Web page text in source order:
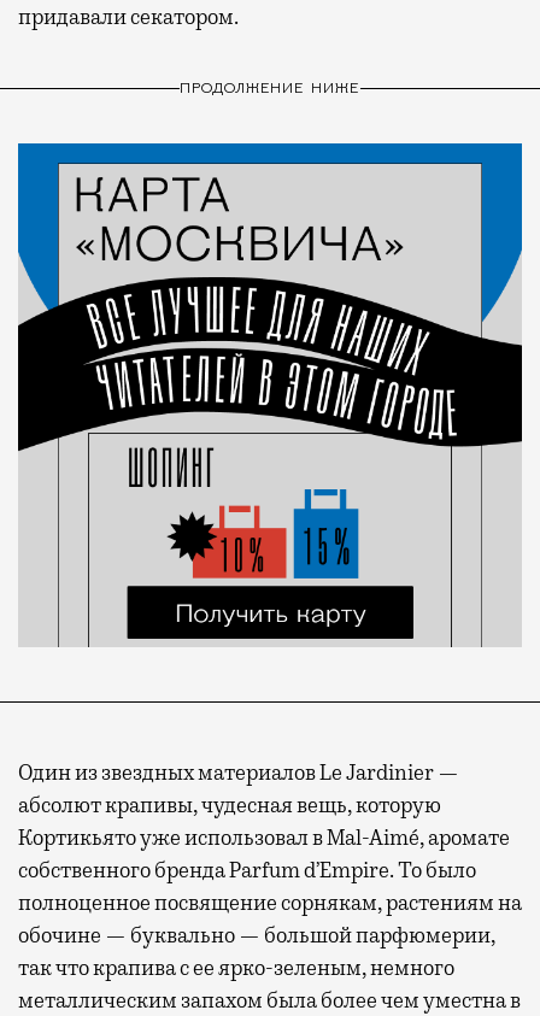
придавали секатором.
ПРОДОЛЖЕНИЕ НИЖЕ
Один из звездных материалов Le Jardinier —
абсолют крапивы, чудесная вещь, которую
Кортикьято уже использовал в Mal-Aimé, аромате
собственного бренда Parfum d’Empire. То было
полноценное посвящение сорнякам, растениям на
обочине — буквально — большой парфюмерии,
так что крапива с ее ярко-зеленым, немного
металлическим запахом была более чем уместна в